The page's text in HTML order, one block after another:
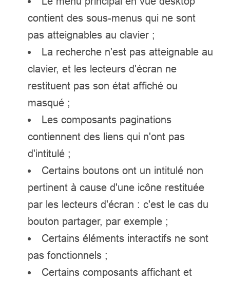
contient des sous-menus qui ne sont
pas atteignables au clavier ;
La recherche n'est pas atteignable au
clavier, et les lecteurs d'écran ne
restituent pas son état affiché ou
masqué ;
Les composants paginations
contiennent des liens qui n'ont pas
d'intitulé ;
Certains boutons ont un intitulé non
pertinent à cause d'une icône restituée
par les lecteurs d'écran : c'est le cas du
bouton partager, par exemple ;
Certains éléments interactifs ne sont
pas fonctionnels ;
Certains composants affichant et